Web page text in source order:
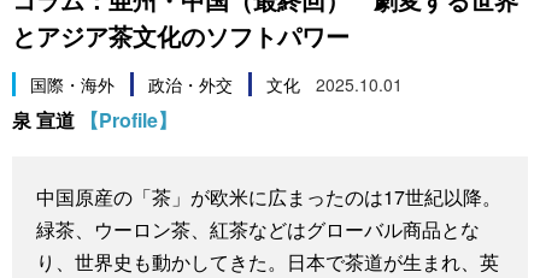
文化
科学・技術
スポーツ・東京2020
動画/Live
Books
Topics
スポーツ・東京2020
とアジア茶文化のソフトパワー
国際・海外 政治・外交 文化 2025.10.01
泉 宣道 【Profile】
中国原産の「茶」が欧米に広まったのは17世紀以降。
緑茶、ウーロン茶、紅茶などはグローバル商品とな
り、世界史も動かしてきた。日本で茶道が生まれ、英